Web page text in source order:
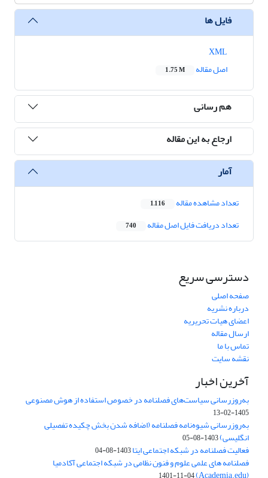
فایل ها
اصل مقاله
1.75 M
هم رسانی
ارجاع به این مقاله
آمار
تعداد مشاهده مقاله 1,116
تعداد دریافت فایل اصل مقاله 740
دسترسی سریع
صفحه اصلی
درباره نشریه
اعضای هیات تحریریه
ارسال مقاله
تماس با ما
نقشه سایت
آخرین اخبار
به‌روزرسانی سیاست‌های فصلنامه در خصوص استفاده از هوش مصنوعی
1405-02-13
به‌روزرسانی شیوه‌نامه فصلنامه (اضافه شدن بخش چکیده تفصیلی
انگلیسی)1403-08-05
فعالیت فصلنامه در شبکه اجتماعی ایتا1403-08-04
فصلنامه های علمی علوم و فنون نظامی در شبکه اجتماعی آکادمیا